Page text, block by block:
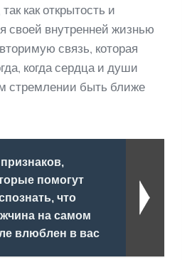
как открытость и
своей внутренней жизнью
связь, которая
когда сердца и души
стремлении быть ближе
помогут
что
на самом
влюблен в вас